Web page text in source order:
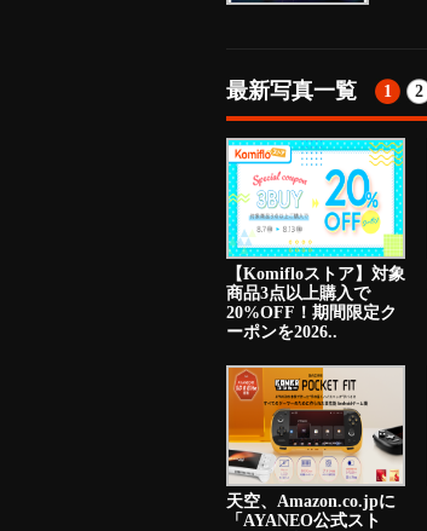
最新写真一覧 1 2
【Komifloストア】対象
商品3点以上購入で
20%OFF！期間限定ク
ーポンを2026..
天空、Amazon.co.jpに
「AYANEO公式スト